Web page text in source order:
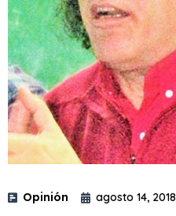
Opinión agosto 14, 2018